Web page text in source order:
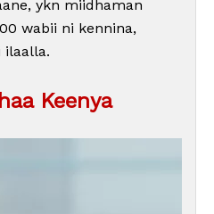
ykn miidhaman
wabii ni kennina,
ilaalla.
Keenya